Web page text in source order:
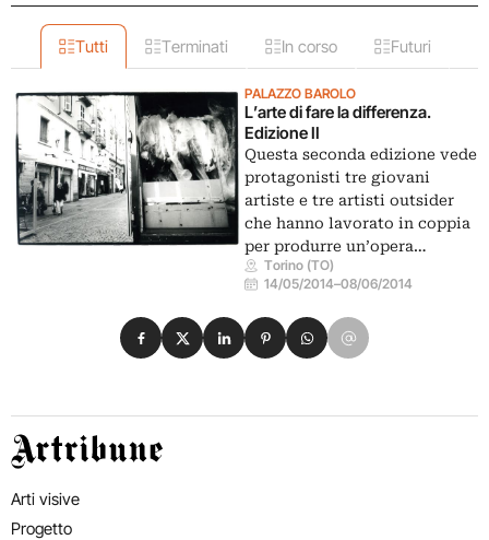
Tutti Terminati In corso Futuri
PALAZZO BAROLO
L’arte di fare la differenza.
Edizione II
Questa seconda edizione vede
protagonisti tre giovani
artiste e tre artisti outsider
che hanno lavorato in coppia
per produrre un’opera…
Torino (TO)
14/05/2014–08/06/2014
Condividi su Facebook
Condividi su X
Condividi su LinkedIn
Condividi su Pinterest
Condividi su WhatsApp
Condividi su Email
Artribune
Arti visive
Progetto